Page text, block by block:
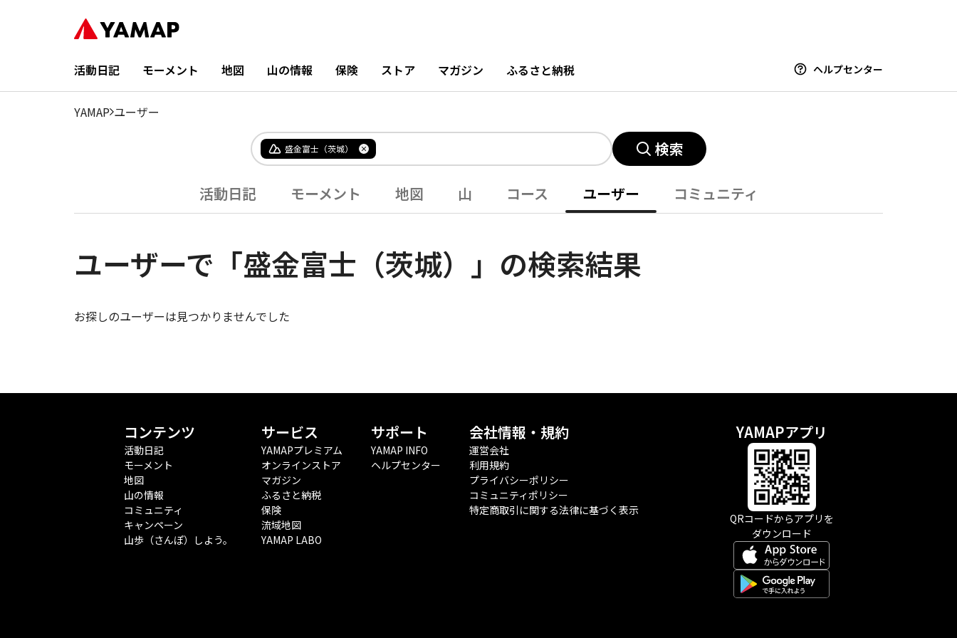
活動日記 モーメント 地図 山の情報 保険 ストア マガジン ふるさと納税 ヘルプセンター
YAMAP ユーザー
盛金富士（茨城） 検索
活動日記 モーメント 地図 山 コース ユーザー コミュニティ
ユーザーで「盛金富士（茨城）」の検索結果
お探しのユーザーは見つかりませんでした
コンテンツ
活動日記
モーメント
地図
山の情報
コミュニティ
キャンペーン
山歩（さんぽ）しよう。
サービス
YAMAPプレミアム
オンラインストア
マガジン
ふるさと納税
保険
流域地図
YAMAP LABO
サポート
YAMAP INFO
ヘルプセンター
会社情報・規約
運営会社
利用規約
プライバシーポリシー
コミュニティポリシー
特定商取引に関する法律に基づく表示
YAMAPアプリ
QRコードからアプリを
ダウンロード